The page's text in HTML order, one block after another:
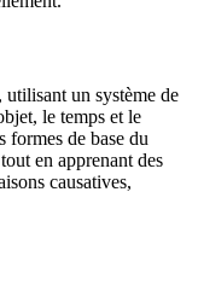
utilisant un système de
le temps et le
formes de base du
en apprenant des
causatives,